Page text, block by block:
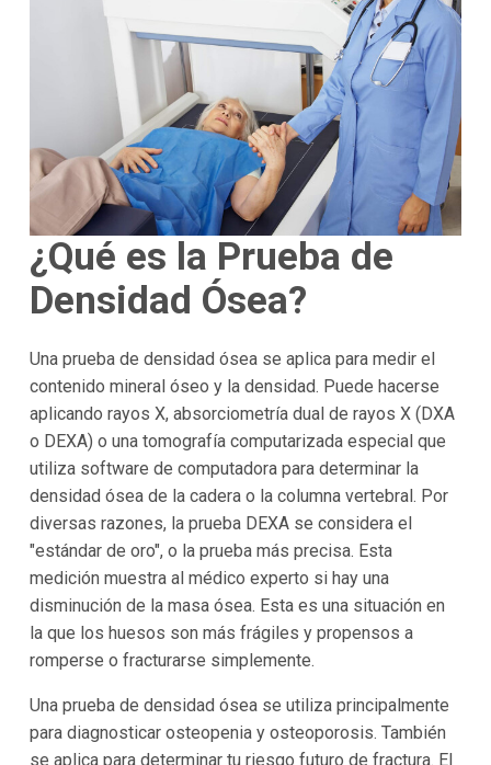
¿Qué es la Prueba de
Densidad Ósea?
Una prueba de densidad ósea se aplica para medir el
contenido mineral óseo y la densidad. Puede hacerse
aplicando rayos X, absorciometría dual de rayos X (DXA
o DEXA) o una tomografía computarizada especial que
utiliza software de computadora para determinar la
densidad ósea de la cadera o la columna vertebral. Por
diversas razones, la prueba DEXA se considera el
"estándar de oro", o la prueba más precisa. Esta
medición muestra al médico experto si hay una
disminución de la masa ósea. Esta es una situación en
la que los huesos son más frágiles y propensos a
romperse o fracturarse simplemente.
Una prueba de densidad ósea se utiliza principalmente
para diagnosticar osteopenia y osteoporosis. También
se aplica para determinar tu riesgo futuro de fractura. El